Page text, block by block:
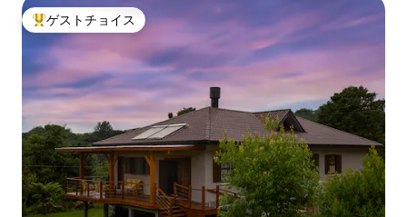
大好評のゲストチョイスです。
ゲストチョイス